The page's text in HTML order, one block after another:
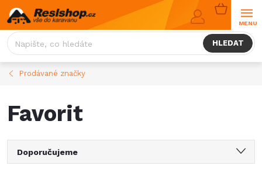
Přejít
na
obsah
HLEDAT
NÁKUPNÍ
KOŠÍK
Prodávané značky
Favorit
Ř
Doporučujeme